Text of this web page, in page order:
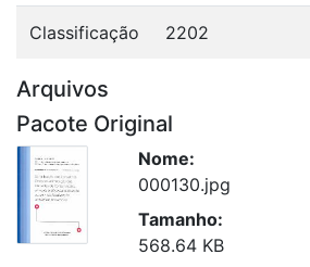
Classificação 2202
Arquivos
Pacote Original
Nome:
000130.jpg
Tamanho:
568.64 KB